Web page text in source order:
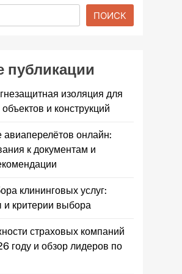
ПОИСК
публикации
изоляция для
и конструкций
онлайн:
к документам и
клининговых услуг:
и критерии выбора
страховых компаний
году и обзор лидеров по